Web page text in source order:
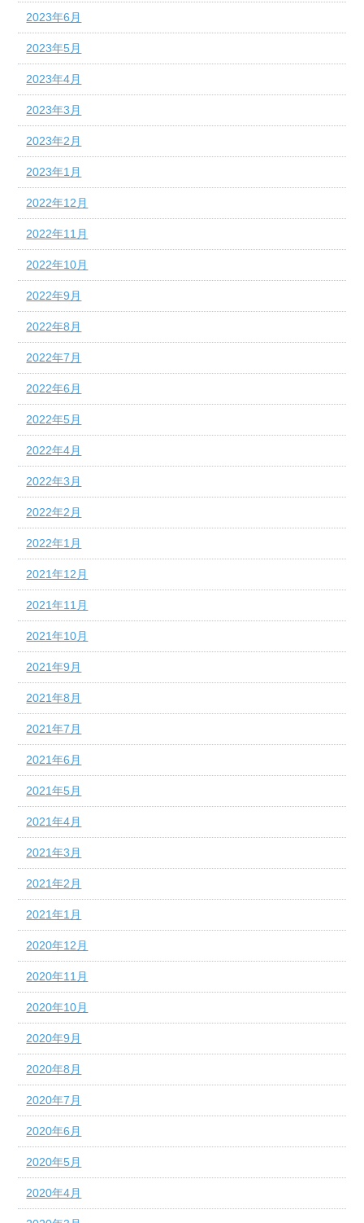
2023年6月
2023年5月
2023年4月
2023年3月
2023年2月
2023年1月
2022年12月
2022年11月
2022年10月
2022年9月
2022年8月
2022年7月
2022年6月
2022年5月
2022年4月
2022年3月
2022年2月
2022年1月
2021年12月
2021年11月
2021年10月
2021年9月
2021年8月
2021年7月
2021年6月
2021年5月
2021年4月
2021年3月
2021年2月
2021年1月
2020年12月
2020年11月
2020年10月
2020年9月
2020年8月
2020年7月
2020年6月
2020年5月
2020年4月